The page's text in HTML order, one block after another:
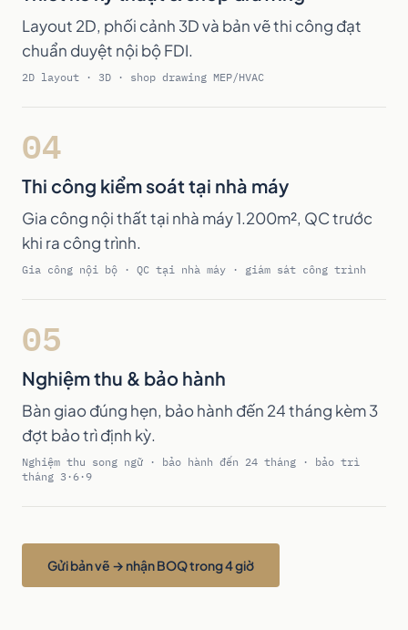
Layout 2D, phối cảnh 3D và bản vẽ thi công đạt
chuẩn duyệt nội bộ FDI.
2D layout · 3D · shop drawing MEP/HVAC
04
Thi công kiểm soát tại nhà máy
Gia công nội thất tại nhà máy 1.200m², QC trước
khi ra công trình.
Gia công nội bộ · QC tại nhà máy · giám sát công trình
05
Nghiệm thu & bảo hành
Bàn giao đúng hẹn, bảo hành đến 24 tháng kèm 3
đợt bảo trì định kỳ.
Nghiệm thu song ngữ · bảo hành đến 24 tháng · bảo trì
tháng 3·6·9
Gửi bản vẽ → nhận BOQ trong 4 giờ